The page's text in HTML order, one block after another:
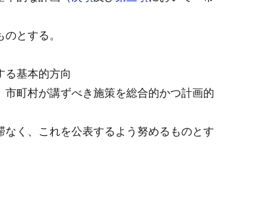
とする。
る基本的方向
町村が講ずべき施策を総合的かつ計画的
く、これを公表するよう努めるものとす